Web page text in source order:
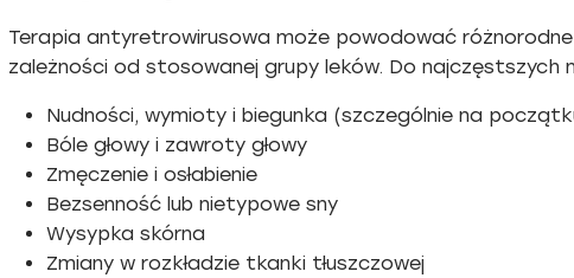
Terapia antyretrowirusowa może powodować
zależności od stosowanej grupy leków. Do najczęstszych
Nudności, wymioty i biegunka (szczególnie na
Bóle głowy i zawroty głowy
Zmęczenie i osłabienie
Bezsenność lub nietypowe sny
Wysypka skórna
Zmiany w rozkładzie tkanki tłuszczowej